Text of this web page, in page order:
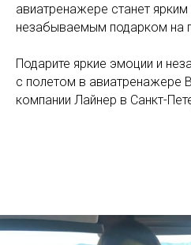
авиатренажере станет
незабываемым подарком на
Подарите яркие эмоции и
с полетом в авиатренажере
компании Лайнер в Санкт-